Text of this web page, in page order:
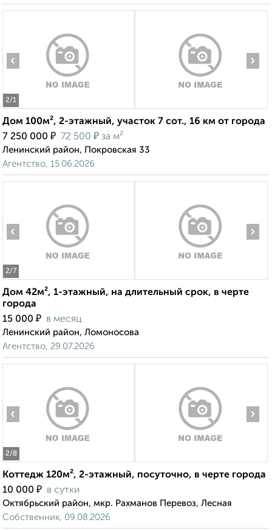
2/1
‹ ›
Дом 100м², 2-этажный, участок 7 сот., 16 км от города
7 250 000 ₽ 72 500 ₽ за м²
Ленинский район, Покровская 33
Агентство, 15.06.2026
2/7
‹ ›
Дом 42м², 1-этажный, на длительный срок, в черте
города
15 000 ₽ в месяц
Ленинский район, Ломоносова
Агентство, 29.07.2026
2/8
‹ ›
Коттедж 120м², 2-этажный, посуточно, в черте города
10 000 ₽ в сутки
Октябрьский район, мкр. Рахманов Перевоз, Лесная
Собственник, 09.08.2026